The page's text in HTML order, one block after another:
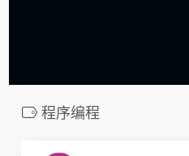
程序编程